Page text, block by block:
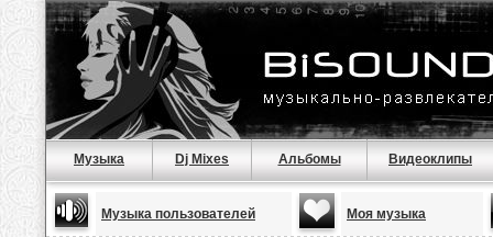
Музыка Dj Mixes Альбомы Видеоклипы
Музыка пользователей Моя музыка